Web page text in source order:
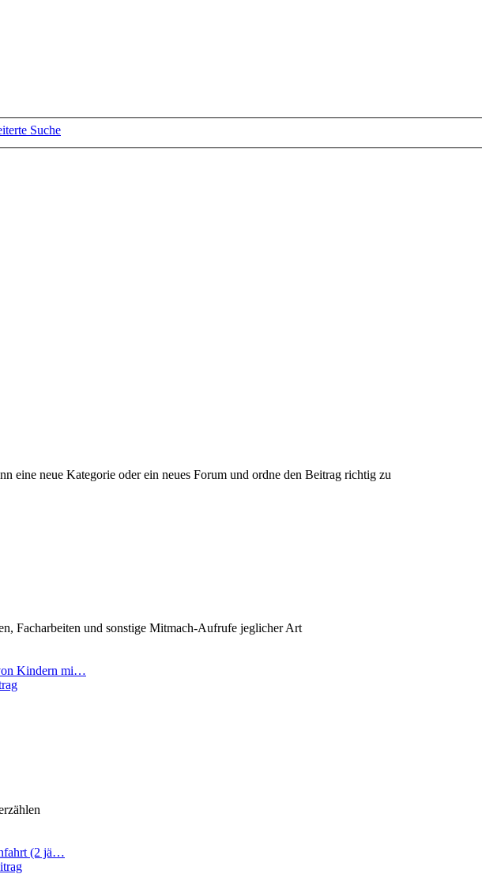
Suche
eine neue Kategorie oder ein neues Forum und ordne den Beitrag richtig zu
Facharbeiten und sonstige Mitmach-Aufrufe jeglicher Art
Kindern mi…
(2 jä…